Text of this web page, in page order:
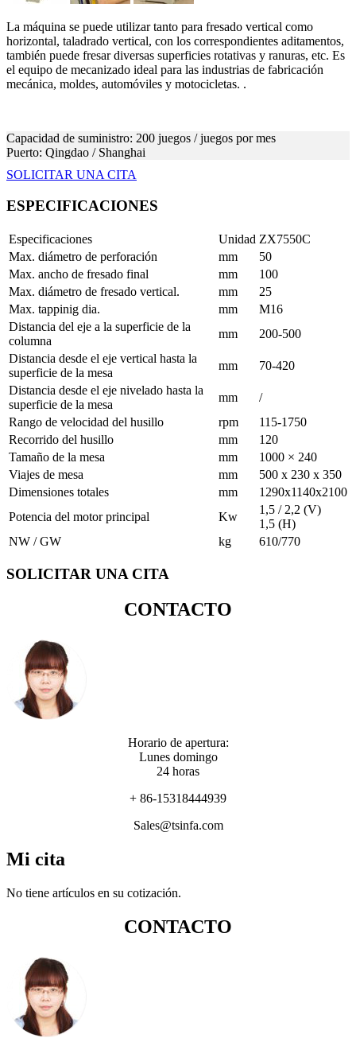
La máquina se puede utilizar tanto para fresado vertical como
horizontal, taladrado vertical, con los correspondientes aditamentos,
también puede fresar diversas superficies rotativas y ranuras, etc. Es
el equipo de mecanizado ideal para las industrias de fabricación
mecánica, moldes, automóviles y motocicletas. .
Capacidad de suministro: 200 juegos / juegos por mes
Puerto: Qingdao / Shanghai
SOLICITAR UNA CITA
ESPECIFICACIONES
Especificaciones Unidad ZX7550C
Max. diámetro de perforación
mm
50
Max. ancho de fresado final
mm
100
Max. diámetro de fresado vertical.
mm
25
Max. tappinig dia.
mm
M16
Distancia del eje a la superficie de la
columna
mm
200-500
Distancia desde el eje vertical hasta la
superficie de la mesa
mm
70-420
Distancia desde el eje nivelado hasta la
superficie de la mesa
mm
/
Rango de velocidad del husillo
rpm
115-1750
Recorrido del husillo
mm
120
Tamaño de la mesa
mm
1000 × 240
Viajes de mesa
mm
500 x 230 x 350
Dimensiones totales
mm
1290x1140x2100
Potencia del motor principal
Kw
1,5 / 2,2 (V)
1,5 (H)
NW / GW
kg 610/770
SOLICITAR UNA CITA
CONTACTO
Horario de apertura:
Lunes domingo
24 horas
+ 86-15318444939
Sales@tsinfa.com
Mi cita
No tiene artículos en su cotización.
CONTACTO